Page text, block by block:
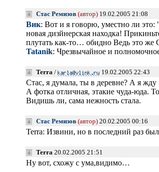
Стас Ремизов (автор)19.02.2005 21:08
Вик: Вот и я говорю, уместно ли
новая дизйнерская находка!
плутать как-то… обидно Ведь это
Tatanik: Чрезвычайное и
Terra/ 19.02.2005 22:43
Стас, я думала, ты в деревне? А я
А фотка отличная, этакие чуда-юда.
Видишь ли, сама нежность стала.
Стас Ремизов (автор)20.02.2005 00:16
Terra: Извини, но в последний раз
Terra20.02.2005 21:51
Ну вот, схожу с ума,видимо…